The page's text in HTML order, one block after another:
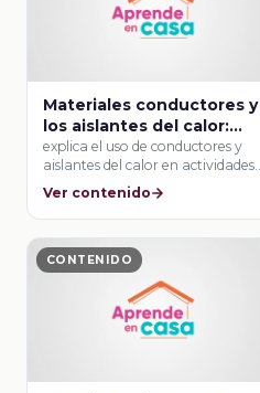
Materiales conductores y
los aislantes del calor:
prevención de accidentes
explica el uso de conductores y
aislantes del calor en actividades
cotidianas …
Ver contenido
CONTENIDO